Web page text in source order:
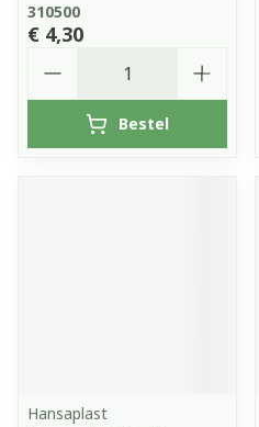
310500
€ 4,30
Bestel
Hansaplast